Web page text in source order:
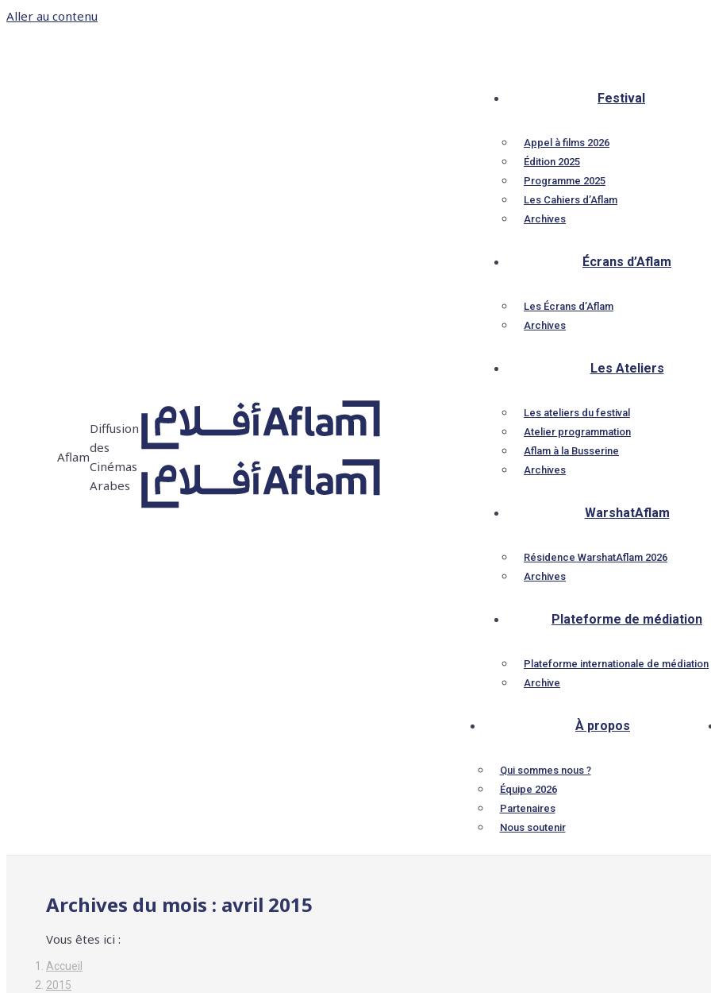
Aller au contenu
Aflam
Diffusion
des
Cinémas
Arabes
Festival
Appel à films 2026
Édition 2025
Programme 2025
Les Cahiers d’Aflam
Archives
Écrans d’Aflam
Les Écrans d’Aflam
Archives
Les Ateliers
Les ateliers du festival
Atelier programmation
Aflam à la Busserine
Archives
WarshatAflam
Résidence WarshatAflam 2026
Archives
Plateforme de médiation
Plateforme internationale de médiation
Archive
À propos
Qui sommes nous ?
Équipe 2026
Partenaires
Nous soutenir
Archives du mois : avril 2015
Vous êtes ici :
Accueil
2015